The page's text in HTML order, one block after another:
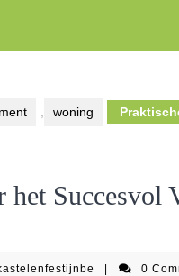
woning
het Succesvol
0